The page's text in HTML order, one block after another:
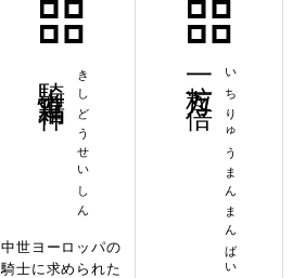
きしどうせいしん
中世ヨーロッパの
騎士に求められた
いちりゅうまんまんばい
一粒万々倍